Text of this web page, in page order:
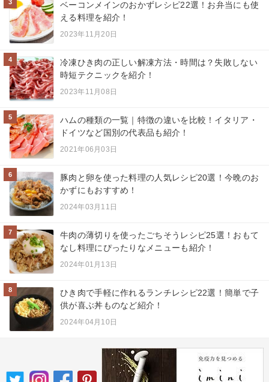
3
ベーコンメインのおかずレシピ22選！お弁当にも使
える料理を紹介！
2023年11月20日
4
冷凍ひき肉の正しい解凍方法・時間は？失敗しない
時短テクニックを紹介！
2023年11月08日
5
ハムの種類の一覧｜特徴の違いを比較！イタリア・
ドイツなど国別の代表品も紹介！
2021年06月03日
6
豚肉と卵を使った料理の人気レシピ20選！今晩のお
かずにもおすすめ！
2024年03月11日
7
牛肉の薄切りを使ったごちそうレシピ25選！おもて
なし料理にぴったりなメニューも紹介！
2024年01月13日
8
ひき肉で手軽に作れるランチレシピ22選！簡単で子
供が喜ぶ丼ものなど紹介！
2024年04月10日